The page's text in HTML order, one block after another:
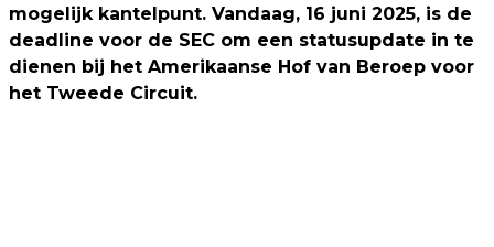
mogelijk kantelpunt. Vandaag, 16 juni 2025, is de
deadline voor de SEC om een statusupdate in te
dienen bij het Amerikaanse Hof van Beroep voor
het Tweede Circuit.